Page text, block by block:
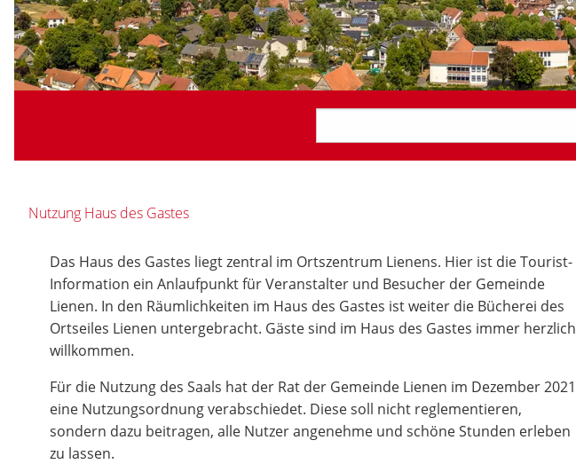
Nutzung Haus des Gastes
Das Haus des Gastes liegt zentral im Ortszentrum Lienens. Hier ist die Tourist-
Information ein Anlaufpunkt für Veranstalter und Besucher der Gemeinde
Lienen. In den Räumlichkeiten im Haus des Gastes ist weiter die Bücherei des
Ortseiles Lienen untergebracht. Gäste sind im Haus des Gastes immer herzlich
willkommen.
Für die Nutzung des Saals hat der Rat der Gemeinde Lienen im Dezember 2021
eine Nutzungsordnung verabschiedet. Diese soll nicht reglementieren,
sondern dazu beitragen, alle Nutzer angenehme und schöne Stunden erleben
zu lassen.